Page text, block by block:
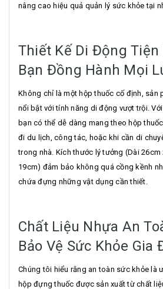
nâng cao hiệu quả quản lý sức khỏe tại
Thiết Kế Di Động
Bạn Đồng Hành Mọi
Không chỉ là một hộp thuốc cố định, sản
nổi bật với tính năng di động vượt trội.
bạn có thể dễ dàng mang theo hộp
đi du lịch, công tác, hoặc khi cần di
trong nhà. Kích thước lý tưởng (Dài 26cm
19cm) đảm bảo không quá cồng kềnh
chứa đựng những vật dụng cần thiết.
Chất Liệu Nhựa An
Bảo Vệ Sức Khỏe Gia
Chúng tôi hiểu rằng an toàn sức khỏe là
hộp đựng thuốc được sản xuất từ chất